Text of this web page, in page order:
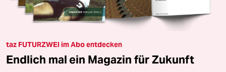
taz FUTURZWEI im Abo entdecken
Endlich mal ein Magazin für Zukunft